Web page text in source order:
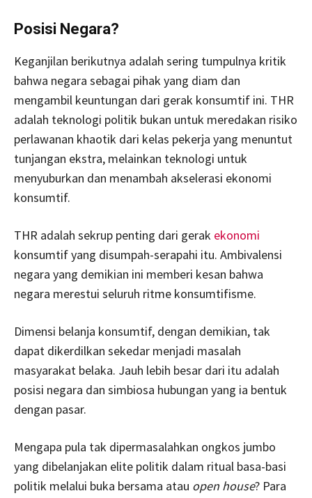
Posisi Negara?
Keganjilan berikutnya adalah sering tumpulnya kritik
bahwa negara sebagai pihak yang diam dan
mengambil keuntungan dari gerak konsumtif ini. THR
adalah teknologi politik bukan untuk meredakan risiko
perlawanan khaotik dari kelas pekerja yang menuntut
tunjangan ekstra, melainkan teknologi untuk
menyuburkan dan menambah akselerasi ekonomi
konsumtif.
THR adalah sekrup penting dari gerak ekonomi
konsumtif yang disumpah-serapahi itu. Ambivalensi
negara yang demikian ini memberi kesan bahwa
negara merestui seluruh ritme konsumtifisme.
Dimensi belanja konsumtif, dengan demikian, tak
dapat dikerdilkan sekedar menjadi masalah
masyarakat belaka. Jauh lebih besar dari itu adalah
posisi negara dan simbiosa hubungan yang ia bentuk
dengan pasar.
Mengapa pula tak dipermasalahkan ongkos jumbo
yang dibelanjakan elite politik dalam ritual basa-basi
politik melalui buka bersama atau open house? Para